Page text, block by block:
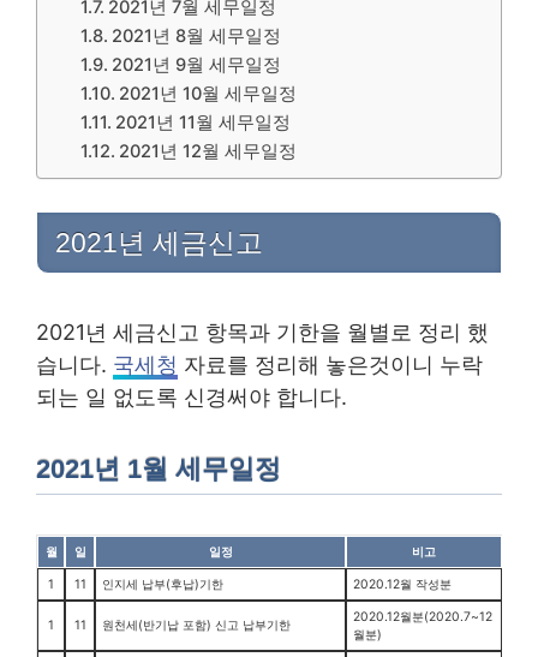
2021년 7월 세무일정
2021년 8월 세무일정
2021년 9월 세무일정
2021년 10월 세무일정
2021년 11월 세무일정
2021년 12월 세무일정
2021년 세금신고
2021년 세금신고 항목과 기한을 월별로 정리 했
습니다. 국세청 자료를 정리해 놓은것이니 누락
되는 일 없도록 신경써야 합니다.
2021년 1월 세무일정
월 일 일정 비고
1 11 인지세 납부(후납)기한 2020.12월 작성분
1 11 원천세(반기납 포함) 신고 납부기한
2020.12월분(2020.7~12
월분)